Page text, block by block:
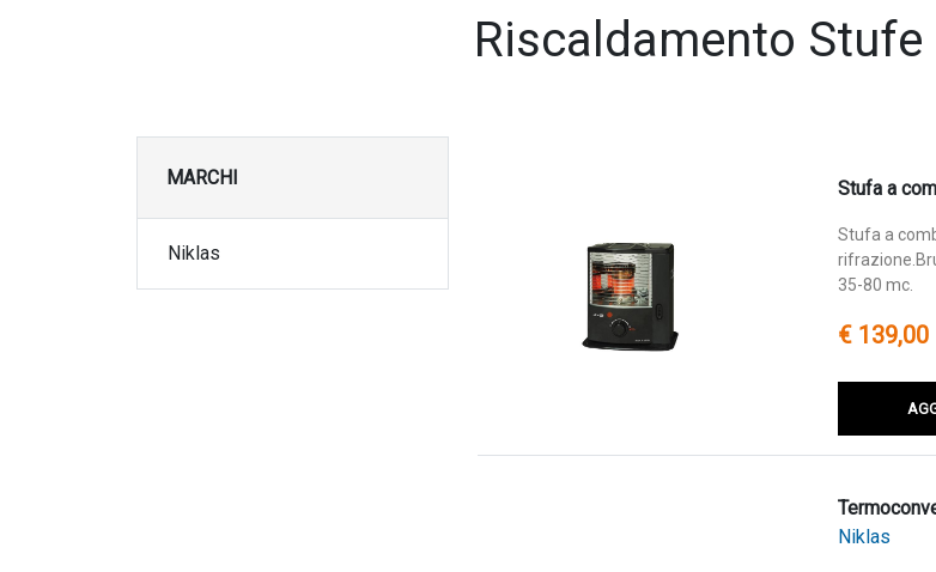
Riscaldamento
MARCHI
Niklas
Stufa a
Stufa a
35-80 mc.
€ 139,00
Niklas